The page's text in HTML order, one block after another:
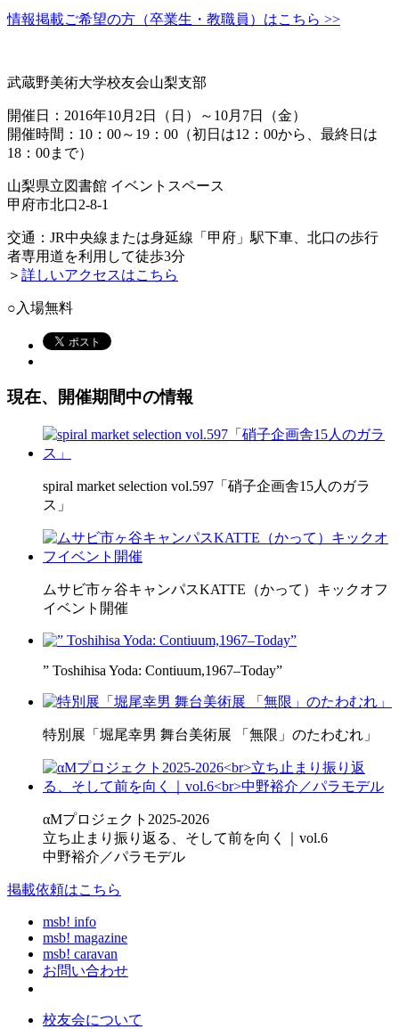
情報掲載ご希望の方（卒業生・教職員）はこちら >>
武蔵野美術大学校友会山梨支部
開催日：2016年10月2日（日）～10月7日（金）
開催時間：10：00～19：00（初日は12：00から、最終日は
18：00まで）
山梨県立図書館 イベントスペース
甲府市北口2-8-1
交通：JR中央線または身延線「甲府」駅下車、北口の歩行
者専用道を利用して徒歩3分
＞ 詳しいアクセスはこちら
○入場無料
現在、開催期間中の情報
spiral market selection vol.597「硝子企画舎15人のガラ
ス」
ムサビ市ヶ谷キャンパスKATTE（かって）キックオフ
イベント開催
” Toshihisa Yoda: Contiuum,1967–Today”
特別展「堀尾幸男 舞台美術展 「無限」のたわむれ」
αMプロジェクト2025-2026
立ち止まり振り返る、そして前を向く｜vol.6
中野裕介／パラモデル
掲載依頼はこちら
msb! info
msb! magazine
msb! caravan
お問い合わせ
校友会について